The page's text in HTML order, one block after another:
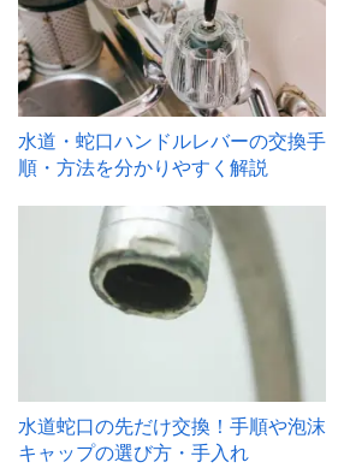
水道・蛇口ハンドルレバーの交換手
順・方法を分かりやすく解説
水道蛇口の先だけ交換！手順や泡沫
キャップの選び方・手入れ